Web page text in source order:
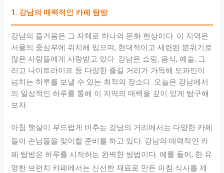
1. 강남의 매력적인 카페 탐방
강남의 즐거움은 그 자체로 하나의 문화 현상이다. 이 지역은
서울의 중심부에 위치해 있으며, 현대적이고 세련된 분위기로
많은 사람들에게 사랑받고 있다. 강남은 쇼핑, 음식, 예술, 그
리고 나이트라이프 등 다양한 즐길 거리가 가득해 도파민이
넘치는 하루를 보낼 수 있는 최적의 장소다. 오늘은 강남에서
의 일상적인 하루를 통해 이 지역의 매력을 깊이 있게 탐구해
보자.
아침 햇살이 부드럽게 비추는 강남의 거리에서는 다양한 카페
들이 손님들을 맞이할 준비를 하고 있다. 강남의 매력적인 카
페 탐방은 하루를 시작하는 완벽한 방법이다. 예를 들어, 한 유
명한 브런치 카페에서는 신선한 재료로 만든 아침 식사를 제